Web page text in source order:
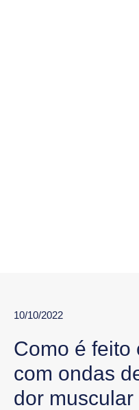
10/10/2022
Como é feito
com ondas
dor muscular